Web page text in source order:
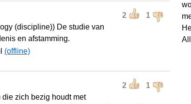
2 1
(discipline)) De studie van
en afstamming.
(offline)
2 1
die zich bezig houdt met